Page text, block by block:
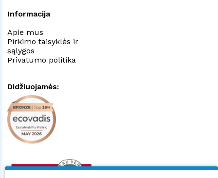
Informacija
Apie mus
Pirkimo taisyklės ir
sąlygos
Privatumo politika
Didžiuojamės: